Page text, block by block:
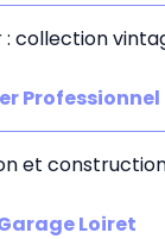
: collection
Professionnel
et
Loiret